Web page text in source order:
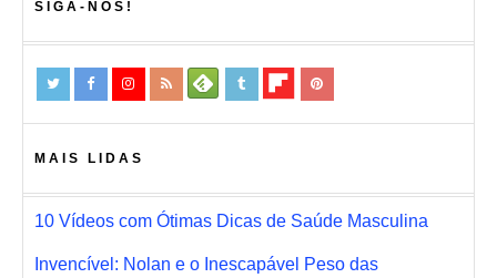
SIGA-NOS!
MAIS LIDAS
10 Vídeos com Ótimas Dicas de Saúde Masculina
Invencível: Nolan e o Inescapável Peso das